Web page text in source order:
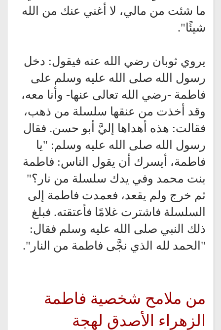
ما شئت من مالي، لا أغني عنك من الله
شيئًا".
يروي ثوبان رضي الله عنه فيقول: دخل
رسول الله صلى الله عليه وسلم على
فاطمة -رضي الله تعالى عنها- وأنا معه،
وقد أخذت من عنقها سلسلة من ذهب،
فقالت: هذه أهداها إليَّ أبو حسن. فقال
رسول الله صلى الله عليه وسلم: "يا
فاطمة، أيسرك أن يقول الناس: فاطمة
بنت محمد وفي يدك سلسلة من نار؟"
ثم خرج ولم يقعد، فعمدت فاطمة إلى
السلسلة فاشترت غلامًا فأعتقته. فبلغ
ذلك النبي صلى الله عليه وسلم فقال:
"الحمد لله الذي نجَّى فاطمة من النار".
من ملامح شخصية فاطمة
الزهراء
الأصدق لهجة